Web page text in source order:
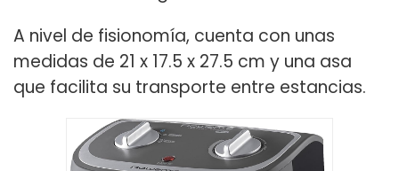
A nivel de fisionomía, cuenta con unas
medidas de 21 x 17.5 x 27.5 cm y una asa
que facilita su transporte entre estancias.